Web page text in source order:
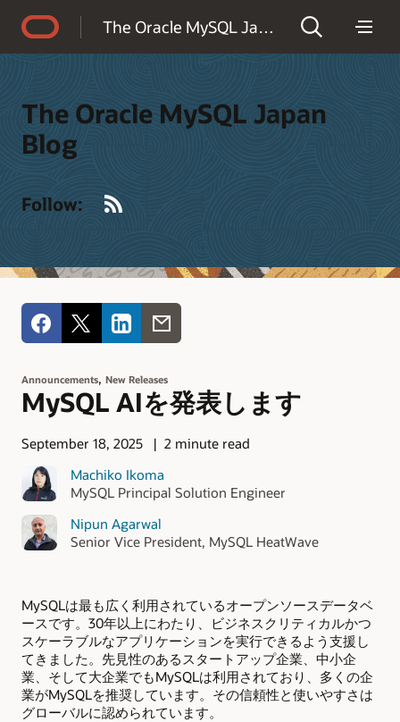
The Oracle MySQL Japan Blog
The Oracle MySQL Japan
Blog
Follow:
Announcements, New Releases
MySQL AIを発表します
September 18, 2025
2 minute read
Machiko Ikoma
MySQL Principal Solution Engineer
Nipun Agarwal
Senior Vice President, MySQL HeatWave
MySQLは最も広く利用されているオープンソースデータベ
ースです。30年以上にわたり、ビジネスクリティカルかつ
スケーラブルなアプリケーションを実行できるよう支援し
てきました。先見性のあるスタートアップ企業、中小企
業、そして大企業でもMySQLは利用されており、多くの企
業がMySQLを推奨しています。その信頼性と使いやすさは
グローバルに認められています。